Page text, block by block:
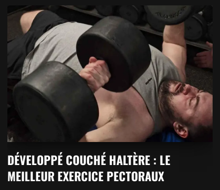
DÉVELOPPÉ COUCHÉ HALTÈRE : LE
MEILLEUR EXERCICE PECTORAUX